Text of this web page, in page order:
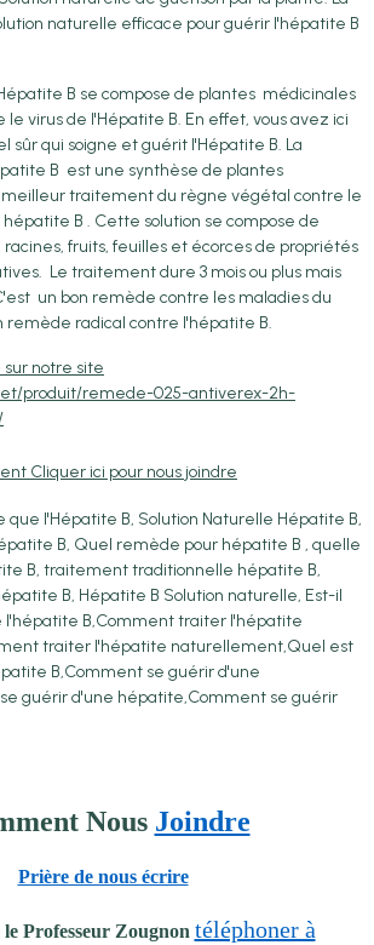
naturelle efficace pour guérir l'hépatite B
B se compose de plantes médicinales
le virus de l'Hépatite B. En effet, vous avez ici
sûr qui soigne et guérit l'Hépatite B. La
B est une synthèse de plantes
traitement du règne végétal contre le
B . Cette solution se compose de
fruits, feuilles et écorces de propriétés
Le traitement dure 3 mois ou plus mais
un bon remède contre les maladies du
remède radical contre l'hépatite B.
notre site
produit/remede-025-antiverex-2h-
Cliquer ici pour nous joindre
que l'Hépatite B, Solution Naturelle Hépatite B,
B, Quel remède pour hépatite B , quelle
B, traitement traditionnelle hépatite B,
B, Hépatite B Solution naturelle, Est-il
l'hépatite B,Comment traiter l'hépatite
traiter l'hépatite naturellement,Quel est
B,Comment se guérir d'une
guérir d'une hépatite,Comment se guérir
Nous Joindre
Prière de nous écrire
Professeur Zougnon téléphoner à